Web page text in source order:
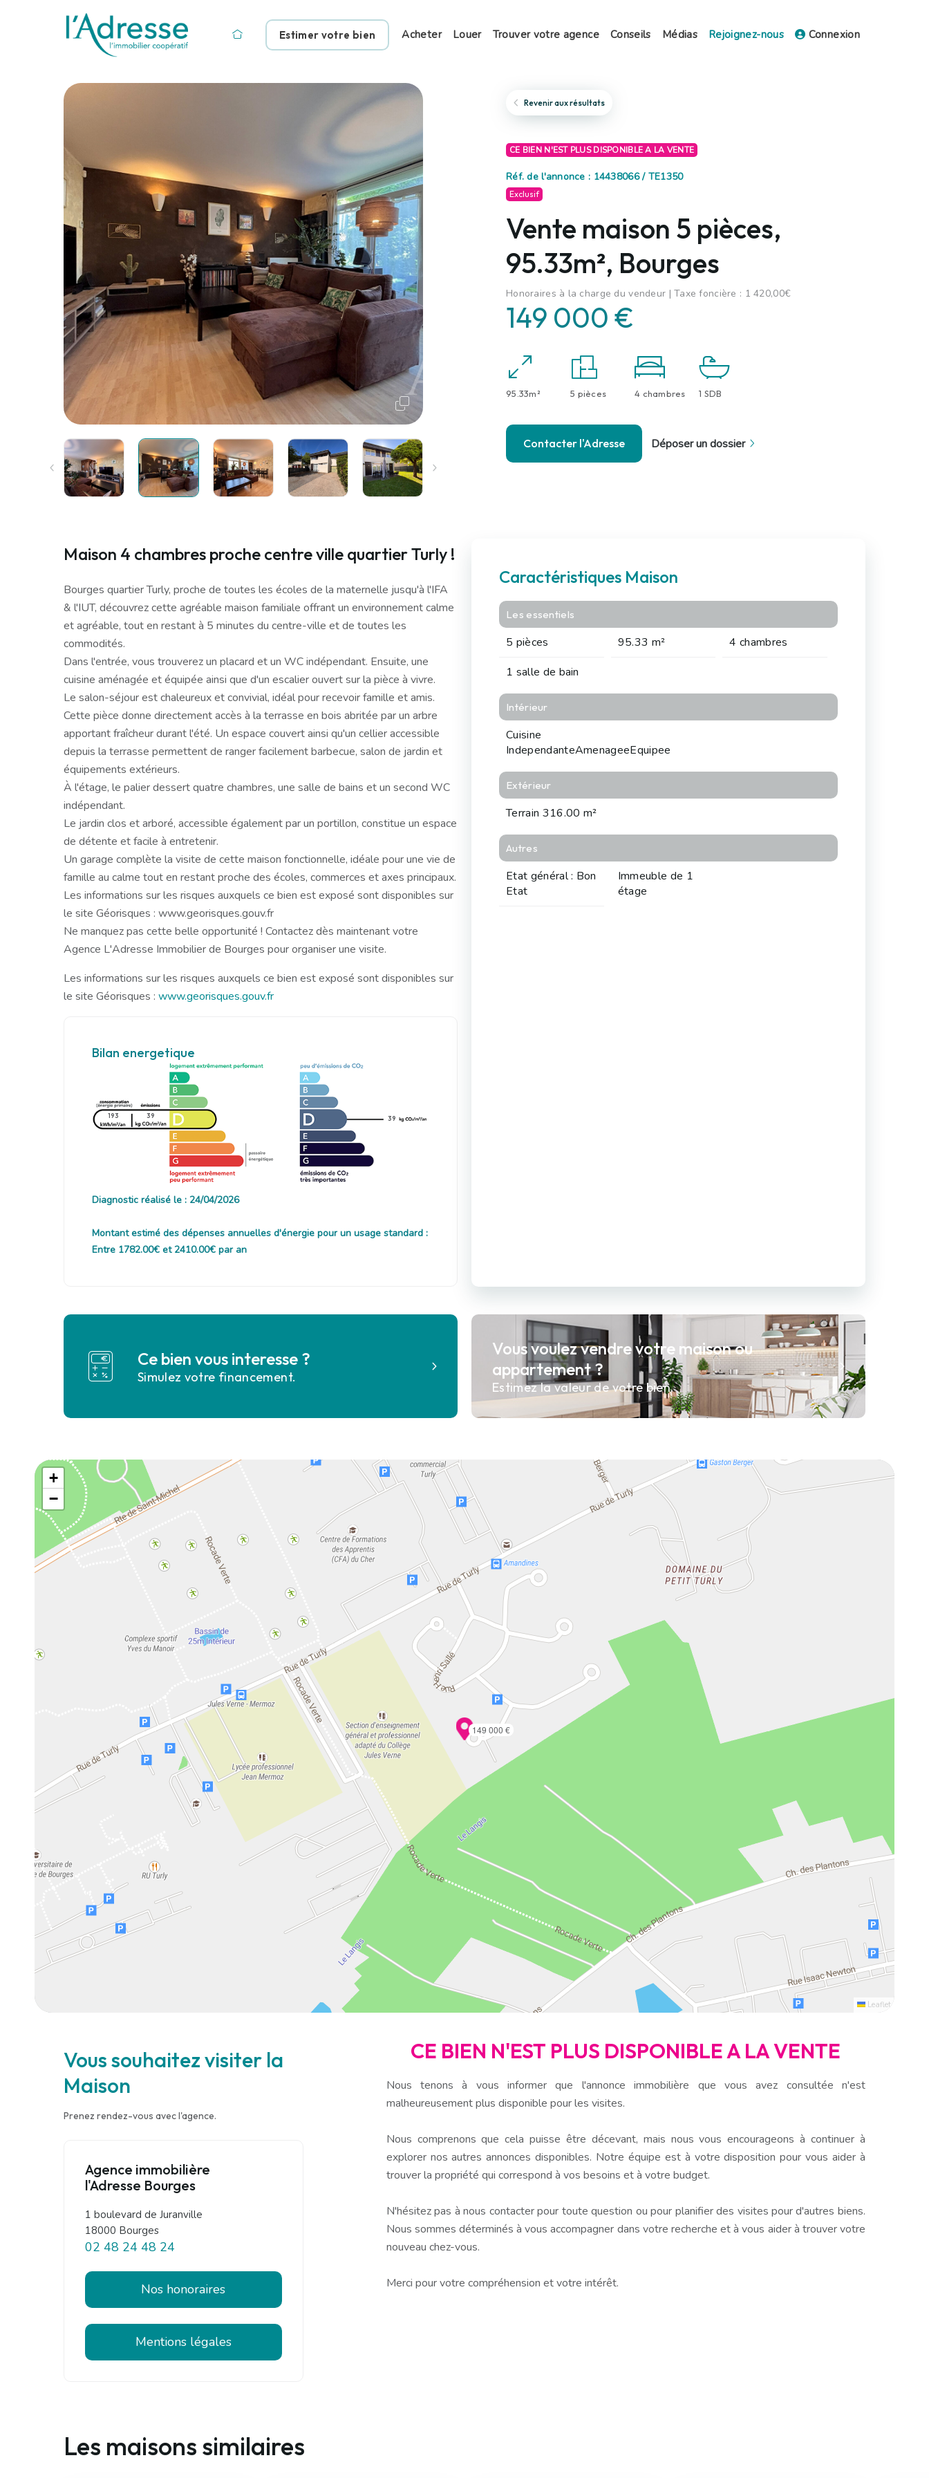
Estimer votre bien Acheter Louer Trouver votre agence Conseils Médias Rejoignez-nous Connexion
Revenir aux résultats
CE BIEN N'EST PLUS DISPONIBLE A LA VENTE
Réf. de l'annonce : 14438066 / TE1350
Exclusif
Vente maison 5 pièces,
95.33m², Bourges
Honoraires à la charge du vendeur | Taxe foncière : 1 420,00€
149 000 €
95.33m² 5 pièces 4 chambres 1 SDB
Contacter l'Adresse Déposer un dossier
Maison 4 chambres proche centre ville quartier Turly !
Bourges quartier Turly, proche de toutes les écoles de la maternelle jusqu'à l'IFA
& l'IUT, découvrez cette agréable maison familiale offrant un environnement calme
et agréable, tout en restant à 5 minutes du centre-ville et de toutes les
commodités.
Dans l'entrée, vous trouverez un placard et un WC indépendant. Ensuite, une
cuisine aménagée et équipée ainsi que d'un escalier ouvert sur la pièce à vivre.
Le salon-séjour est chaleureux et convivial, idéal pour recevoir famille et amis.
Cette pièce donne directement accès à la terrasse en bois abritée par un arbre
apportant fraîcheur durant l'été. Un espace couvert ainsi qu'un cellier accessible
depuis la terrasse permettent de ranger facilement barbecue, salon de jardin et
équipements extérieurs.
À l'étage, le palier dessert quatre chambres, une salle de bains et un second WC
indépendant.
Le jardin clos et arboré, accessible également par un portillon, constitue un espace
de détente et facile à entretenir.
Un garage complète la visite de cette maison fonctionnelle, idéale pour une vie de
famille au calme tout en restant proche des écoles, commerces et axes principaux.
Les informations sur les risques auxquels ce bien est exposé sont disponibles sur
le site Géorisques : www.georisques.gouv.fr
Ne manquez pas cette belle opportunité ! Contactez dès maintenant votre
Agence L'Adresse Immobilier de Bourges pour organiser une visite.
Les informations sur les risques auxquels ce bien est exposé sont disponibles sur
le site Géorisques : www.georisques.gouv.fr
Bilan energetique
193 39 39
Diagnostic réalisé le : 24/04/2026
Montant estimé des dépenses annuelles d'énergie pour un usage standard :
Entre 1782.00€ et 2410.00€ par an
Caractéristiques Maison
Les essentiels
5 pièces 95.33 m²
4 chambres
1 salle de bain
Intérieur
Cuisine
IndependanteAmenageeEquipee
Extérieur
Terrain 316.00 m²
Autres
Etat général : Bon
Etat
Immeuble de 1
étage
Ce bien vous interesse ?
Simulez votre financement.
Vous voulez vendre votre maison ou
appartement ?
Estimez la valeur de votre bien.
149 000 €
+
−
Leaflet
Vous souhaitez visiter la
Maison
Prenez rendez-vous avec l'agence.
Agence immobilière
l'Adresse Bourges
1 boulevard de Juranville
18000 Bourges
02 48 24 48 24
Nos honoraires
Mentions légales
CE BIEN N'EST PLUS DISPONIBLE A LA VENTE
Nous tenons à vous informer que l'annonce immobilière que vous avez consultée n'est
malheureusement plus disponible pour les visites.
Nous comprenons que cela puisse être décevant, mais nous vous encourageons à continuer à
explorer nos autres annonces disponibles. Notre équipe est à votre disposition pour vous aider à
trouver la propriété qui correspond à vos besoins et à votre budget.
N'hésitez pas à nous contacter pour toute question ou pour planifier des visites pour d'autres biens.
Nous sommes déterminés à vous accompagner dans votre recherche et à vous aider à trouver votre
nouveau chez-vous.
Merci pour votre compréhension et votre intérêt.
Les maisons similaires